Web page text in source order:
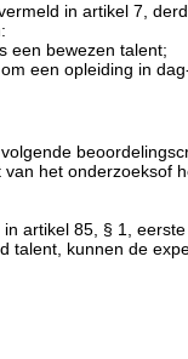
in artikel 7,
een bewezen talent;
een opleiding in
het
artikel 85, § 1,
talent, kunnen de